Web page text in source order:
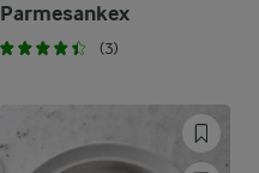
Parmesankex
(3)